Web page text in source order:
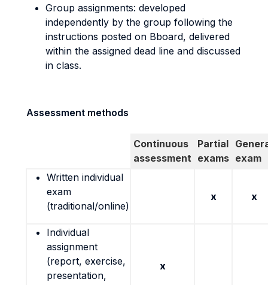
Group assignments: developed
independently by the group following the
instructions posted on Bboard, delivered
within the assigned dead line and discussed
in class.
Assessment methods
Continuous
assessment
Partial
exams exam
Written individual
exam
(traditional/online)
x x
Individual
assignment
(report, exercise,
presentation,
x